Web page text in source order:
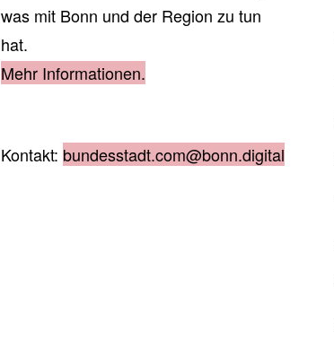
was mit Bonn und der Region zu tun
hat.
Mehr Informationen.
Kontakt: bundesstadt.com@bonn.digital